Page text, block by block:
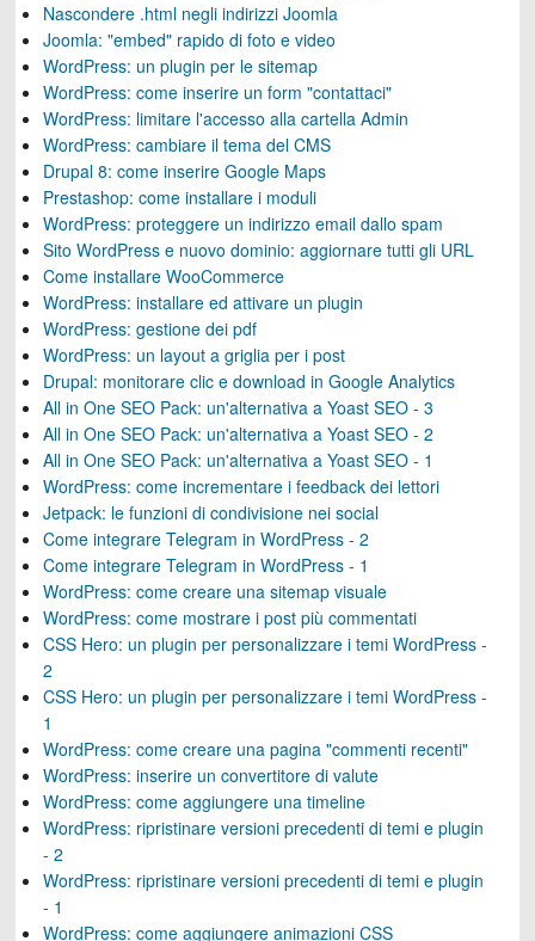
Nascondere .html negli indirizzi Joomla
Joomla: "embed" rapido di foto e video
WordPress: un plugin per le sitemap
WordPress: come inserire un form "contattaci"
WordPress: limitare l'accesso alla cartella Admin
WordPress: cambiare il tema del CMS
Drupal 8: come inserire Google Maps
Prestashop: come installare i moduli
WordPress: proteggere un indirizzo email dallo spam
Sito WordPress e nuovo dominio: aggiornare tutti gli URL
Come installare WooCommerce
WordPress: installare ed attivare un plugin
WordPress: gestione dei pdf
WordPress: un layout a griglia per i post
Drupal: monitorare clic e download in Google Analytics
All in One SEO Pack: un'alternativa a Yoast SEO - 3
All in One SEO Pack: un'alternativa a Yoast SEO - 2
All in One SEO Pack: un'alternativa a Yoast SEO - 1
WordPress: come incrementare i feedback dei lettori
Jetpack: le funzioni di condivisione nei social
Come integrare Telegram in WordPress - 2
Come integrare Telegram in WordPress - 1
WordPress: come creare una sitemap visuale
WordPress: come mostrare i post più commentati
CSS Hero: un plugin per personalizzare i temi WordPress -
2
CSS Hero: un plugin per personalizzare i temi WordPress -
1
WordPress: come creare una pagina "commenti recenti"
WordPress: inserire un convertitore di valute
WordPress: come aggiungere una timeline
WordPress: ripristinare versioni precedenti di temi e plugin
- 2
WordPress: ripristinare versioni precedenti di temi e plugin
- 1
WordPress: come aggiungere animazioni CSS